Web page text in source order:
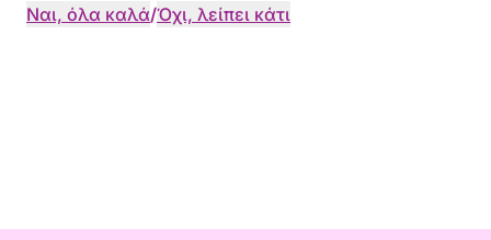
Ναι, όλα καλά/Όχι, λείπει κάτι